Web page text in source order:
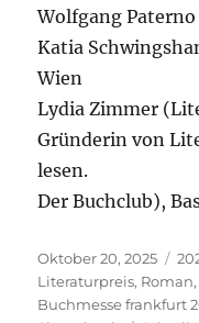
Wolfgang
Katia
Wien
Lydia Zimmer
Gründerin von
lesen.
Der Buchclub),
Veröffentlicht
am
Oktober 20, 2025
Literaturpreis, Roman
Buchmesse frankfurt